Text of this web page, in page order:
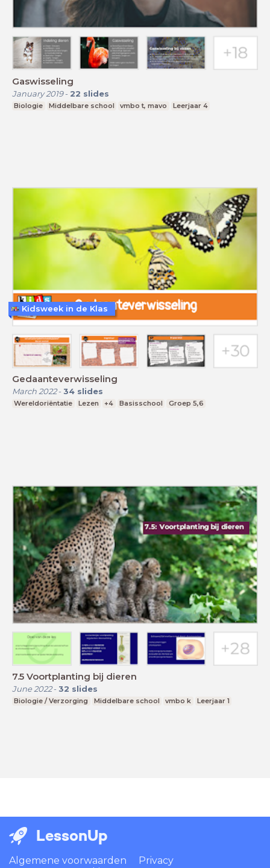
Gaswisseling
January 2019- 22 slides
Biologie Middelbare school vmbo t, mavo Leerjaar 4
Gedaanteverwisseling
March 2022- 34 slides
Wereldoriëntatie Lezen +4 Basisschool Groep 5,6
Kidsweek in de Klas
7.5 Voortplanting bij dieren
June 2022- 32 slides
Biologie / Verzorging Middelbare school vmbo k Leerjaar 1
LessonUp
Algemene voorwaarden
Privacy